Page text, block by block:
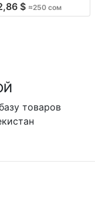
Lion: гипоаллергенные,
$ ≈250 сом
товаров